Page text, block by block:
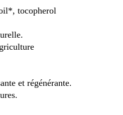
tocopherol
et régénérante.